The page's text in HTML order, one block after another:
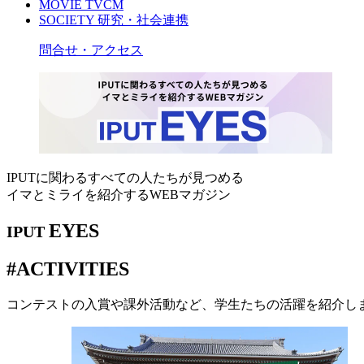
MOVIE TVCM
SOCIETY 研究・社会連携
問合せ・アクセス
IPUTに関わるすべての人たちが見つめる
イマとミライを紹介するWEBマガジン
IPUT EYES
#ACTIVITIES
コンテストの入賞や課外活動など、学生たちの活躍を紹介し